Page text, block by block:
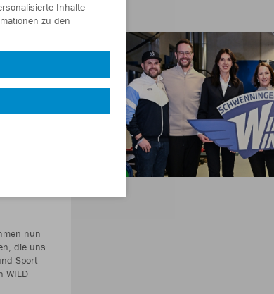
alle
nun
die uns
Sport
WILD
Inhalte
zu den